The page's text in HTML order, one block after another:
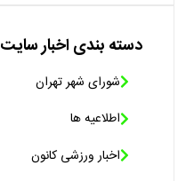
دسته بندی اخبار سایت
شورای شهر تهران
اطلاعیه ها
اخبار ورزشی کانون